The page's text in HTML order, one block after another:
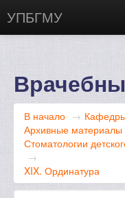
УПБГМУ
Русский ‎(ru)‎
В начало →
Архивные
Стоматологии
→
XIX. Ординатура